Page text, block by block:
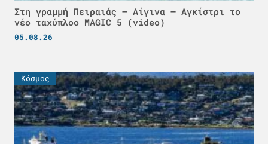
Στη γραμμή Πειραιάς – Αίγινα – Αγκίστρι το
νέο ταχύπλοο MAGIC 5 (video)
05.08.26
Κόσμος